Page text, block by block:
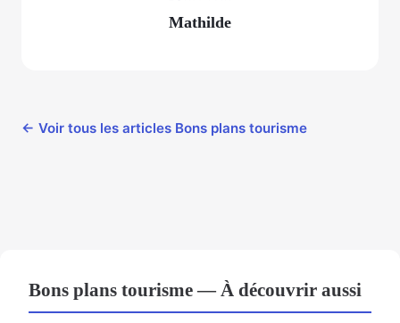
Mathilde
← Voir tous les articles Bons plans tourisme
Bons plans tourisme — À découvrir aussi